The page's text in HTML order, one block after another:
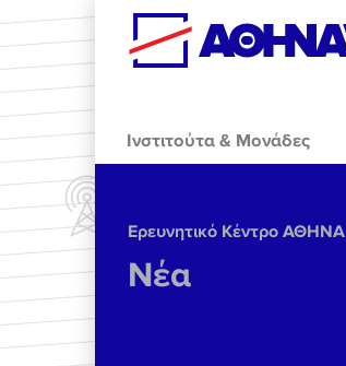
Skip to main content
Ινστιτούτα & Μονάδες
Ερευνητικό Κέντρο ΑΘΗΝΑ
Νέα